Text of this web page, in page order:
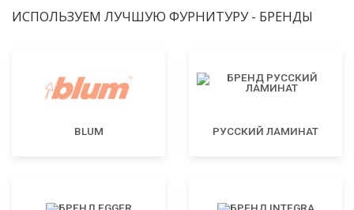
ИСПОЛЬЗУЕМ ЛУЧШУЮ ФУРНИТУРУ - БРЕНДЫ
BLUM РУССКИЙ ЛАМИНАТ